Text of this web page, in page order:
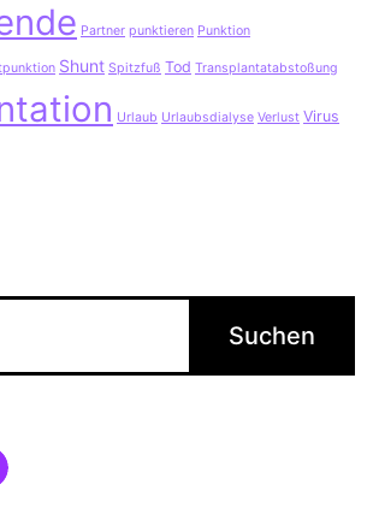
Partner punktieren Punktion
Shunt Spitzfuß Tod Transplantatabstoßung
Urlaub Urlaubsdialyse Verlust Virus